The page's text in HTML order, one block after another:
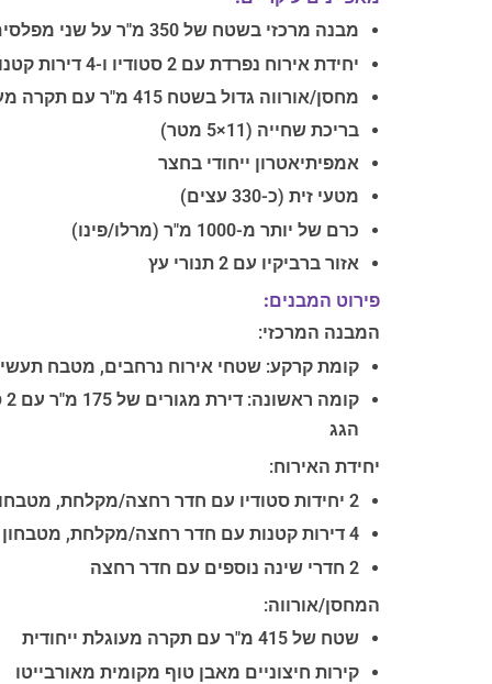
מבנה מרכזי בשטח של 350 מ"ר על שני מפלסים
יחידת אירוח נפרדת עם 2 סטודיו ו-4 דירות קטנות
מחסן/אורווה גדול בשטח 415 מ"ר עם תקרה מעוגלת ייחודית
בריכת שחייה (11×5 מטר)
אמפיתיאטרון ייחודי בחצר
מטעי זית (כ-330 עצים)
כרם של יותר מ-1000 מ"ר (מרלו/פינו)
אזור ברביקיו עם 2 תנורי עץ
פירוט המבנים:
המבנה המרכזי:
קומת קרקע: שטחי אירוח נרחבים, מטבח
הגג
יחידת האירוח:
2 יחידות סטודיו עם חדר רחצה/מקלחת, מטבחון ומרפסת קטנה
4 דירות קטנות עם חדר רחצה/מקלחת, מטבחון ועליית גג
2 חדרי שינה נוספים עם חדר רחצה
המחסן/אורווה:
שטח של 415 מ"ר עם תקרה מעוגלת ייחודית
קירות חיצוניים מאבן טוף מקומית מאורבייטו